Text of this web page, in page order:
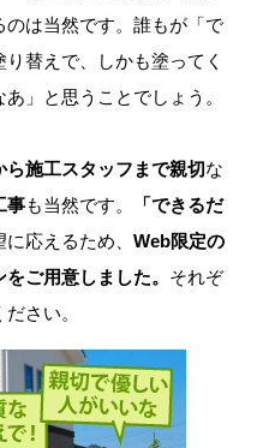
は当然です。誰もが「で
替えで、しかも塗ってく
」と思うことでしょう。
ら施工スタッフまで親切な
事も当然です。
「できるだ
応えるため、 Web限定の
ご用意しました。 それぞ
さい。